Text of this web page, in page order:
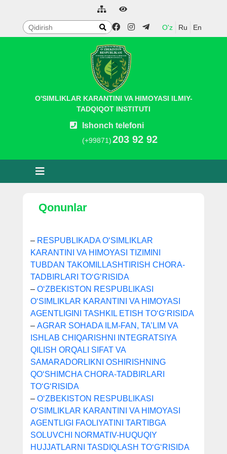
O'z Ru En
O'SIMLIKLAR KARANTINI VA HIMOYASI ILMIY-
TADQIQOT INSTITUTI
Ishonch telefoni
(+99871)203 92 92
Qonunlar
– RESPUBLIKADA O‘SIMLIKLAR
KARANTINI VA HIMOYASI TIZIMINI
TUBDAN TAKOMILLASHTIRISH CHORA-
TADBIRLARI TO‘G‘RISIDA
– O‘ZBEKISTON RESPUBLIKASI
O‘SIMLIKLAR KARANTINI VA HIMOYASI
AGENTLIGINI TASHKIL ETISH TO‘G‘RISIDA
– AGRAR SOHADA ILM-FAN, TA’LIM VA
ISHLAB CHIQARISHNI INTEGRATSIYA
QILISH ORQALI SIFAT VA
SAMARADORLIKNI OSHIRISHNING
QO‘SHIMCHA CHORA-TADBIRLARI
TO‘G‘RISIDA
– O‘ZBEKISTON RESPUBLIKASI
O‘SIMLIKLAR KARANTINI VA HIMOYASI
AGENTLIGI FAOLIYATINI TARTIBGA
SOLUVCHI NORMATIV-HUQUQIY
HUJJATLARNI TASDIQLASH TO‘G‘RISIDA